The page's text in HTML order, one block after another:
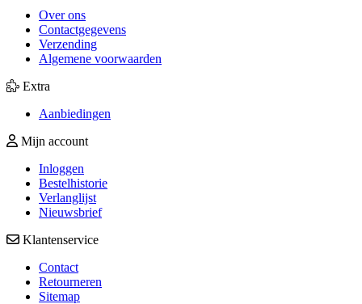
Over ons
Contactgegevens
Verzending
Algemene voorwaarden
Extra
Aanbiedingen
Mijn account
Inloggen
Bestelhistorie
Verlanglijst
Nieuwsbrief
Klantenservice
Contact
Retourneren
Sitemap